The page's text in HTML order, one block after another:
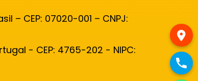
– CEP: 07020-001 – CNPJ:
- CEP: 4765-202 - NIPC: